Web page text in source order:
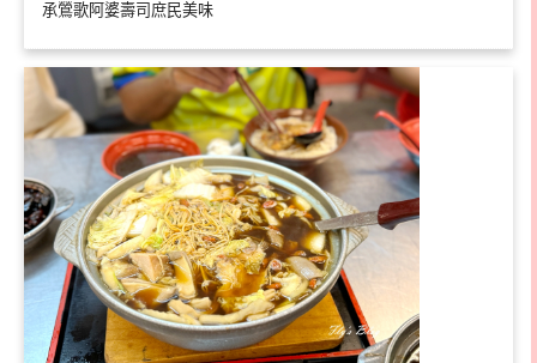
承鶯歌阿婆壽司庶民美味